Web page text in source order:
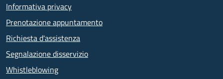
Informativa privacy
Prenotazione appuntamento
Richiesta d'assistenza
Segnalazione disservizio
Whistleblowing